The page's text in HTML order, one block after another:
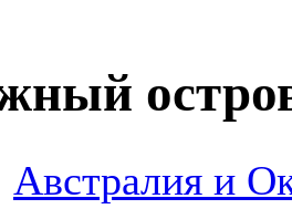
Австралия и